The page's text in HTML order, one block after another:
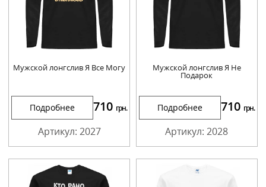
Мужской лонгслив Я Все Могу
Подробнее 710 грн.
Артикул: 2027
Мужской лонгслив Я Не
Подарок
Подробнее 710 грн.
Артикул: 2028